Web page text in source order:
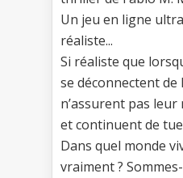
Un jeu en ligne
réaliste...
Si réaliste que
se déconnectent
n’assurent pas
et continuent de
Dans quel monde
vraiment ?